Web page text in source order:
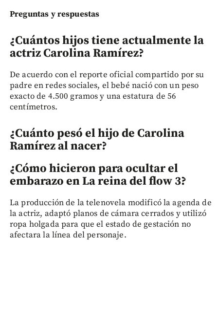
Preguntas y respuestas
¿Cuántos hijos tiene actualmente la
actriz Carolina Ramírez?
De acuerdo con el reporte oficial compartido por su
padre en redes sociales, el bebé nació con un peso
exacto de 4.500 gramos y una estatura de 56
centímetros.
¿Cuánto pesó el hijo de Carolina
Ramírez al nacer?
¿Cómo hicieron para ocultar el
embarazo en La reina del flow 3?
La producción de la telenovela modificó la agenda de
la actriz, adaptó planos de cámara cerrados y utilizó
ropa holgada para que el estado de gestación no
afectara la línea del personaje.